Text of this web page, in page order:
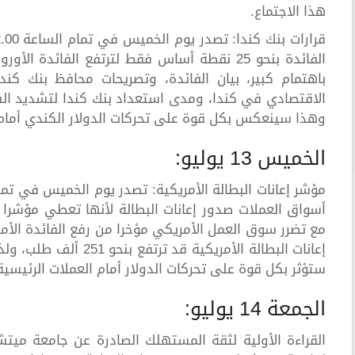
هذا الاجتماع.
باهتمام كبير، بيان الفائدة، وتصريحات محافظ
الاقتصادي في كندا، ومدى استعداد بنك كندا لتشديد
وهذا سينعكس بكل قوة على تحركات الدولار الكندي
الخميس 13 يوليو:
أسواق العملات صدور إعانات البطالة لأنها تعطي
مع تضرر سوق العمل الأمريكي مؤخرا من رفع الفائدة
إعانات البطالة
ستؤثر بكل قوة على تحركات الدولار أمام العملات
الجمعة 14 يوليو:
القراءة الأولية لثقة المستهلك الصادرة عن جامعة